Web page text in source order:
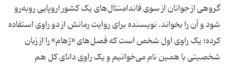
گروهی از جوانان از سوی فاندامنتال‌های یک کشور اروپایی روبه‌رو
شود و آن را بخواند. نویسنده برای روایت رمانش از دو راوی استفاده
کرده؛ یک راوی اول شخص است که فصل‌های «رُهام» را از زبان
شخصیتی با همین نام می‌خوانیم و یک راوی دانای کل هم